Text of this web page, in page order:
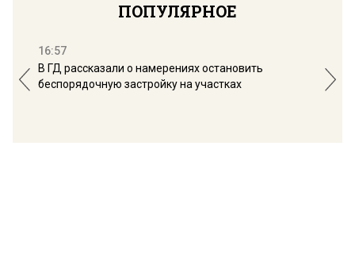
ПОПУЛЯРНОЕ
16:57
В ГД рассказали о намерениях остановить
беспорядочную застройку на участках